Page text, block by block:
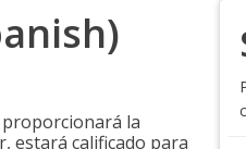
la
estará calificado para